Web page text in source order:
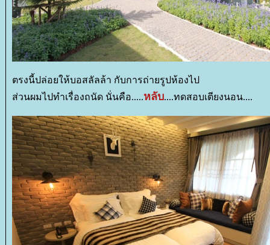
ตรงนี้ปล่อยให้บอสลัลล้า กับการถ่ายรูปห้องไป
ส่วนผมไปทำเรื่องถนัด นั่นคือ.....หลับ....ทดสอบเตียงนอน....